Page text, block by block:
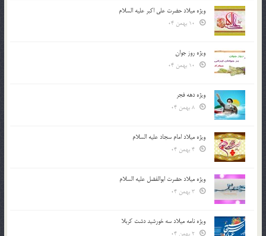
ویژه میلاد حضرت علی اکبر علیه السلام
ویژه روز جوان
ویژه دهه فجر
ویژه میلاد امام سجاد علیه السلام
ویژه میلاد حضرت ابوالفضل علیه السلام
ویژه نامه میلاد سه خورشید دشت کربلا